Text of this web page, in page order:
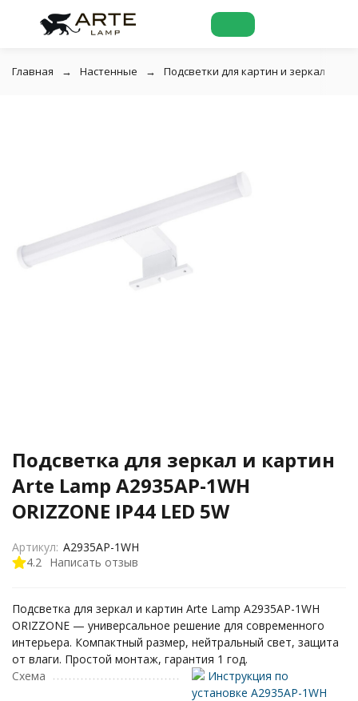
Главная Настенные Подсветки для картин и зеркал
Подсветка для зеркал и картин
Arte Lamp A2935AP-1WH
ORIZZONE IP44 LED 5W
4.2 Написать отзыв
Артикул: A2935AP-1WH
Подсветка для зеркал и картин Arte Lamp A2935AP-1WH
ORIZZONE — универсальное решение для современного
интерьера. Компактный размер, нейтральный свет, защита
от влаги. Простой монтаж, гарантия 1 год.
Схема
Инструкция по
установке A2935AP-1WH